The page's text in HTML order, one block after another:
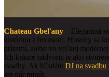
Chateau Gbeľany – Elegantná
históriou a luxusom. Hostiny sa
prízemí, alebo vo veľkej
Ich krásne nádvorie je ako
svadby. Ak hľadáte DJ na
len pár minút.